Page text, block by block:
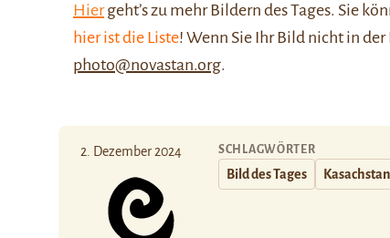
Hiergeht’s zu mehr Bildern des Tages. Sie
hier ist die Liste! Wenn Sie Ihr Bild nicht in
photo@novastan.org.
2. Dezember 2024 SCHLAGWÖRTER
Bild des Tages Kasachstan